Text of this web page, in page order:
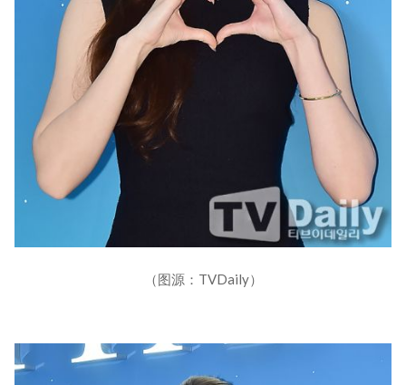
（图源：TVDaily）